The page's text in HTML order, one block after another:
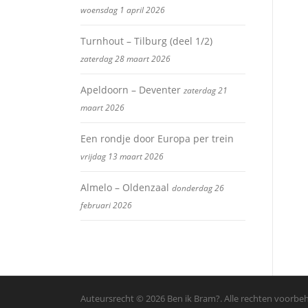
woensdag 1 april 2026
Turnhout – Tilburg (deel 1/2)
zaterdag 28 maart 2026
Apeldoorn – Deventer zaterdag 21
maart 2026
Een rondje door Europa per trein
vrijdag 13 maart 2026
Almelo – Oldenzaal donderdag 26
februari 2026
Auteursrecht © 2026 Ben ik Bram?. Alle rechten